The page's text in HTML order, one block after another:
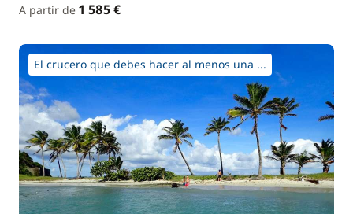
A partir de 1 585 €
El crucero que debes hacer al menos una ...